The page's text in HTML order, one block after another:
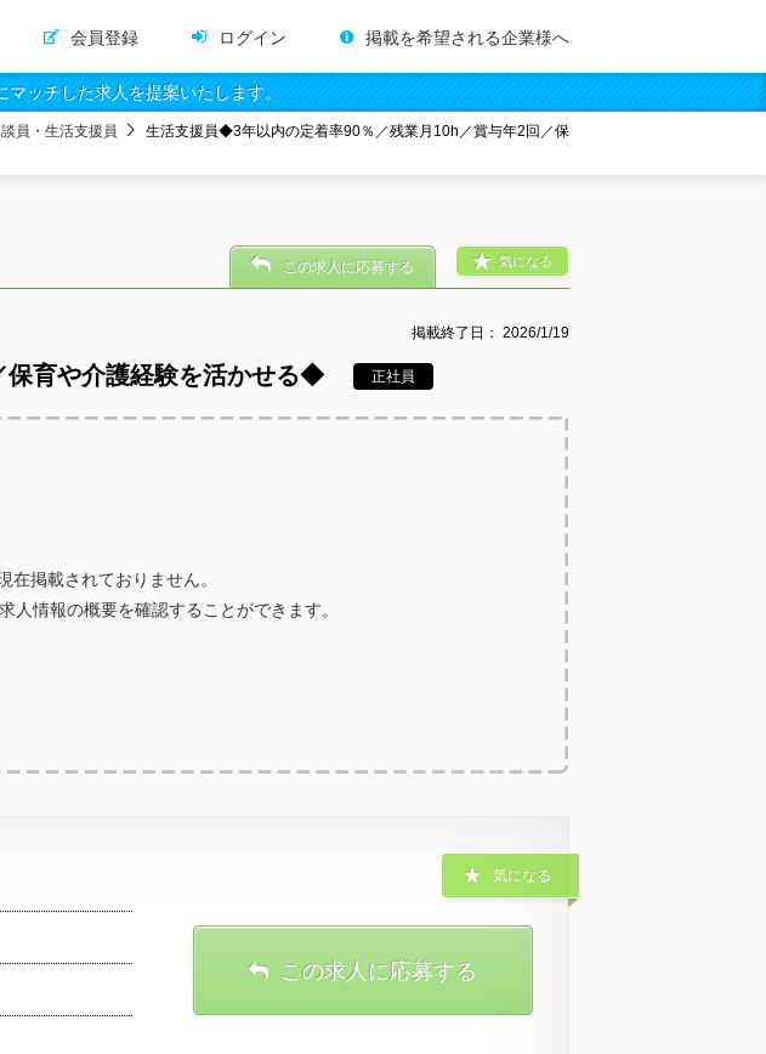
会員登録 ログイン 掲載を希望される企業様へ
ッチした求人を提案いたします。
員・生活支援員
生活支援員◆3年以内の定着率90％／残業月10h／賞与年2回／保
掲載終了日： 2026/1/19
保育や介護経験を活かせる◆ 正社員
気になる
この求人に応募する
掲載されておりません。
人情報の概要を確認することができます。
気になる
この求人に応募する